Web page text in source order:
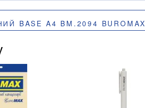
BASE A4 BM.2094 BUROMAX